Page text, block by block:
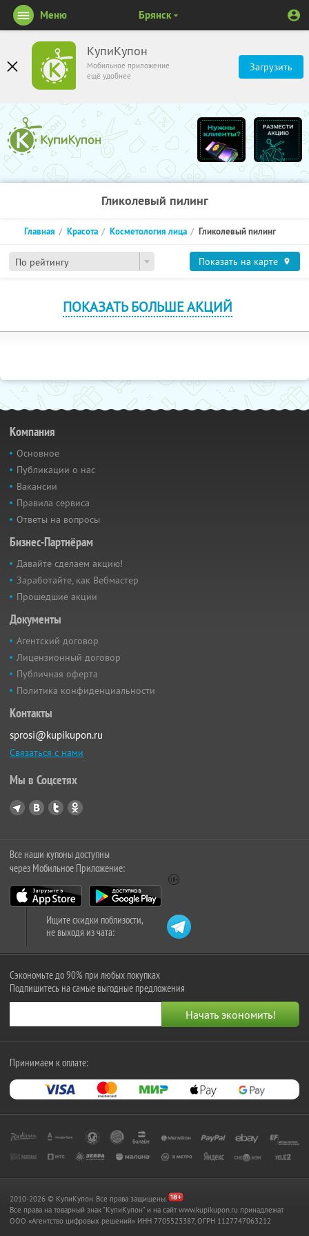
КупиКупон
Мобильное приложение
ещё удобнее
Загрузить
Меню Брянск
Гликолевый пилинг
По рейтингу
Главная Красота Косметология лица Гликолевый пилинг
Показать на карте
ПОКАЗАТЬ БОЛЬШЕ АКЦИЙ
Компания
Основное
Публикации о нас
Вакансии
Правила сервиса
Ответы на вопросы
Бизнес-Партнёрам
Давайте сделаем акцию!
Заработайте, как Вебмастер
Прошедшие акции
Документы
Агентский договор
Лицензионный договор
Публичная оферта
Политика конфиденциальности
Контакты
sprosi@kupikupon.ru
Связаться с нами
Мы в Соцсетях
Все наши купоны доступны
через Мобильное Приложение:
Ищите скидки поблизости,
не выходя из чата:
Сэкономьте до 90% при любых покупках
Подпишитесь на самые выгодные предложения
Принимаем к оплате:
2010-2026 © КупиКупон. Все права защищены.
Все права на товарный знак "КупиКупон" и на сайт www.kupikupon.ru принадлежат
OOO «Агентство цифровых решений» ИНН 7705523387, ОГРН 1127747063212